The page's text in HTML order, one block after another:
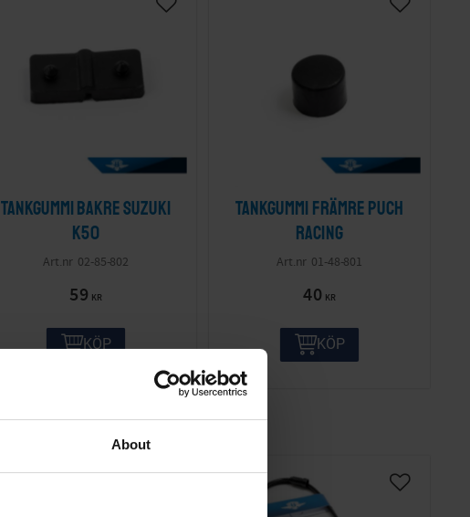
About
Tankgummi bakre Suzuki
K50
02-85-802
59 KR
KÖP
Tankgummi främre Puch
Racing
01-48-801
40 KR
KÖP